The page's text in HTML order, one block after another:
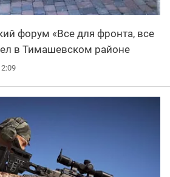
форум «Все для фронта, все
в Тимашевском районе